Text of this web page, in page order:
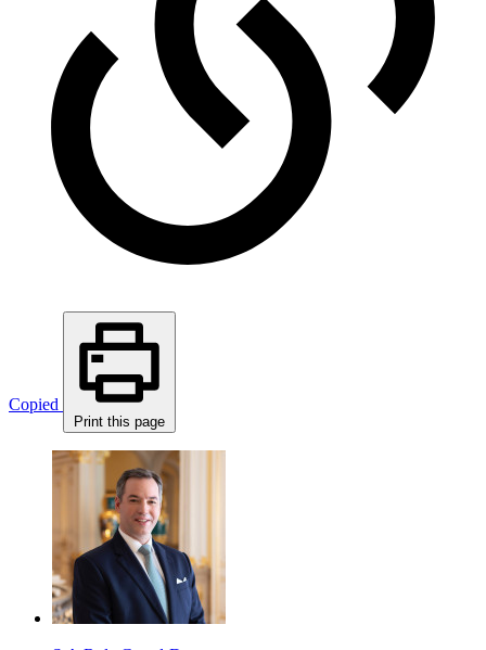
Copied
Print this page